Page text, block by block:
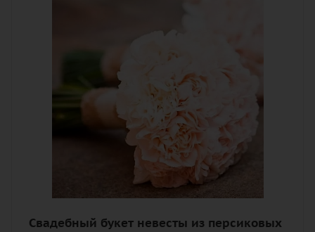
Свадебный букет невесты из персиковых